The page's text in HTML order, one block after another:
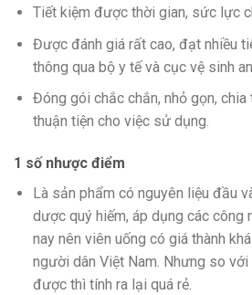
Tiết kiệm được thời gian, sức lực
Được đánh giá rất cao, đạt nhiều
thông qua bộ y tế và cục vệ sinh
Đóng gói chắc chắn, nhỏ gọn, chia
thuận tiện cho việc sử dụng.
1 số nhược điểm
Là sản phẩm có nguyên liệu đầu
dược quý hiếm, áp dụng các công
nay nên viên uống có giá thành
người dân Việt Nam. Nhưng so
được thì tính ra lại quá rẻ.